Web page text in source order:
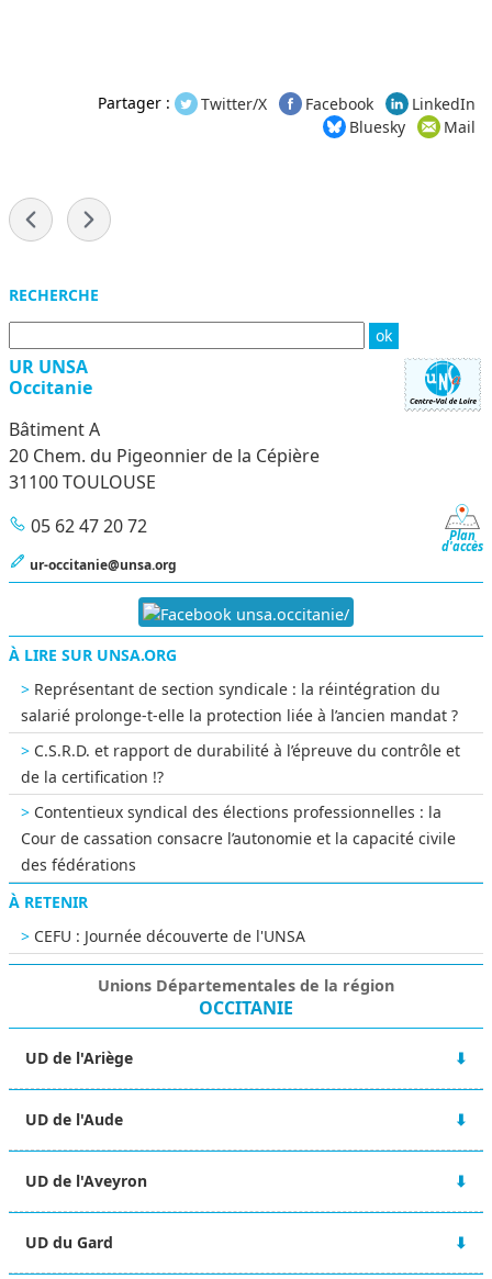
Partager : Twitter/X Facebook
LinkedIn
Bluesky
Mail
Menu
RECHERCHE
UR UNSA
Occitanie
Bâtiment A
20 Chem. du Pigeonnier de la Cépière
31100 TOULOUSE
Plan
d'accès
05 62 47 20 72
ur-occitanie@unsa.org
unsa.occitanie/
À LIRE SUR UNSA.ORG
Représentant de section syndicale : la réintégration du
salarié prolonge-t-elle la protection liée à l’ancien mandat ?
C.S.R.D. et rapport de durabilité à l’épreuve du contrôle et
de la certification !?
Contentieux syndical des élections professionnelles : la
Cour de cassation consacre l’autonomie et la capacité civile
des fédérations
À RETENIR
CEFU : Journée découverte de l'UNSA
Unions Départementales de la région
OCCITANIE
UD de l'Ariège
09000 FOIX
05 61 65 45 50
ud-09@unsa.org
UD de l'Aude
11000 CARCASSONNE
04 68 25 68 85
ud-11@unsa.org
UD de l'Aveyron
12000 RODEZ
UD du Gard